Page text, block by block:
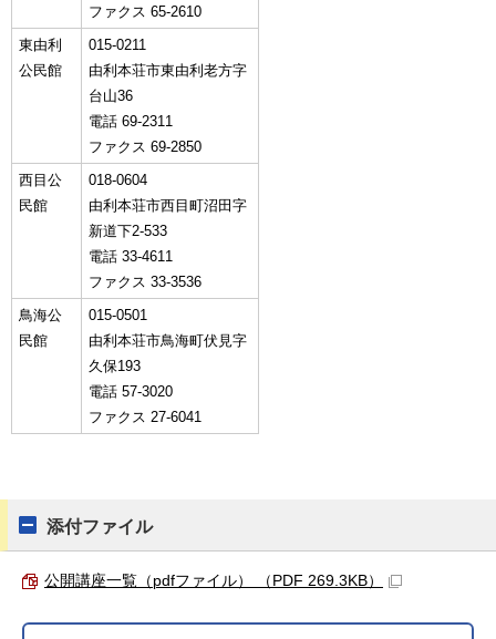
ファクス 65-2610
東由利
公民館
015-0211
由利本荘市東由利老方字
台山36
電話 69-2311
ファクス 69-2850
西目公
民館
018-0604
由利本荘市西目町沼田字
新道下2-533
電話 33-4611
ファクス 33-3536
鳥海公
民館
015-0501
由利本荘市鳥海町伏見字
久保193
電話 57-3020
ファクス 27-6041
添付ファイル
公開講座一覧（pdfファイル） （PDF 269.3KB）